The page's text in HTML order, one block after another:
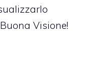
Visione!